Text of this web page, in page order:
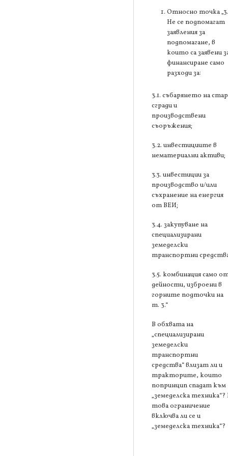
Относно точка „3.
Не се подпомагат
заявления за
подпомагане, в
които са заявени
финансиране само
разходи за:
3.1. събарянето на
сгради и
производствени
съоръжения;
3.2. инвестициите в
нематериални активи;
3.3. инвестиции за
производство и/или
съхранение на енергия
от ВЕИ;
3.4. закупуване на
специализирани
земеделски
транспортни
3.5. комбинация само
дейности, изброени в
горните подточки на
т. 3.“
В обхвата на
„специализирани
земеделски
транспортни
средства“ влизат ли и
тракторите, които
попринцип спадат към
„земеделска техника“?
това ограничение
включва ли се и
„земеделска техника“?